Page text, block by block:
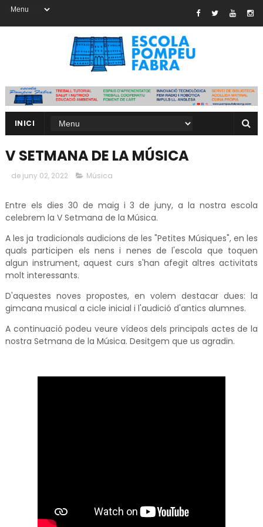
INICI
V SETMANA DE LA MÚSICA
de juny 02, 2022 Música
Entre els dies 30 de maig i 3 de juny, a la nostra escola
celebrem la V Setmana de la Música.
A les ja tradicionals audicions de les "Petites Músiques", en les
quals participen els nens i nenes de l'escola que toquen
algun instrument, aquest curs s'han afegit altres activitats
molt interessants.
D'aquestes noves propostes, en volem destacar dues: la
gimcana musical a cicle inicial i l'audició d'antics alumnes.
A continuació podeu veure vídeos dels principals actes de la
nostra Setmana de la Música. Desitgem que us agradin.